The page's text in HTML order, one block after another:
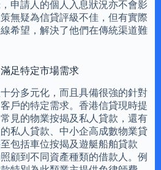
申請人的個人入息狀況亦不會影
無疑為信貸評級不佳，但有實際
希望，解決了他們在傳統渠道難
足特定市場需求
分多元化，而且具備很強的針對
戶的特定需求。香港信貸現時提
見的物業按揭及私人貸款，還有
私人貸款、中小企高成數物業貸
包括車位按揭及遊艇船舶貸款
顧到不同資產種類的借款人。例